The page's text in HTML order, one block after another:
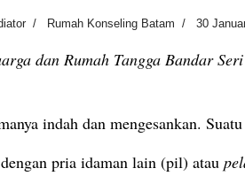
Rumah Konseling Batam 30
dan Rumah Tangga Bandar
indah dan mengesankan.
pria idaman lain (pil) atau